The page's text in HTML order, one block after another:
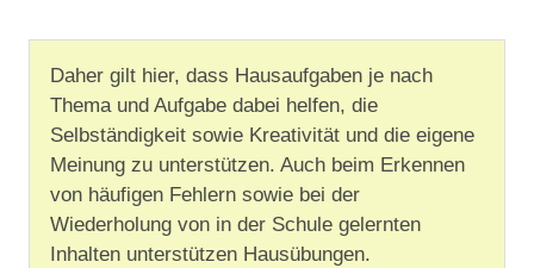
Daher gilt hier, dass Hausaufgaben je nach
Thema und Aufgabe dabei helfen, die
Selbständigkeit sowie Kreativität und die eigene
Meinung zu unterstützen. Auch beim Erkennen
von häufigen Fehlern sowie bei der
Wiederholung von in der Schule gelernten
Inhalten unterstützen Hausübungen.